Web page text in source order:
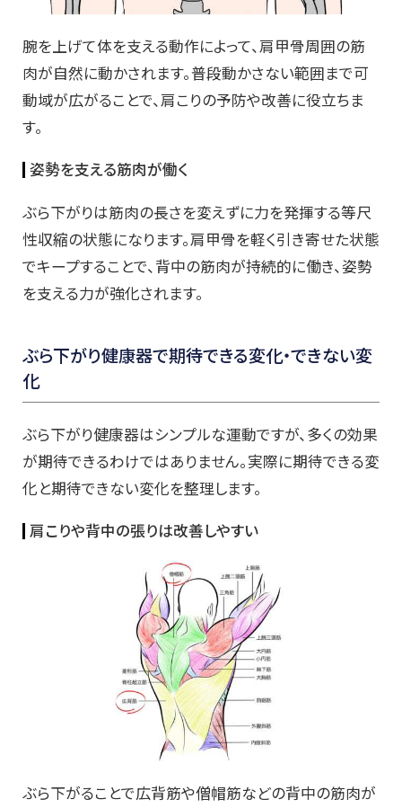
腕を上げて体を支える動作によって、肩甲骨周囲の筋
肉が自然に動かされます。普段動かさない範囲まで可
動域が広がることで、肩こりの予防や改善に役立ちま
す。
姿勢を支える筋肉が働く
ぶら下がりは筋肉の長さを変えずに力を発揮する等尺
性収縮の状態になります。肩甲骨を軽く引き寄せた状態
でキープすることで、背中の筋肉が持続的に働き、姿勢
を支える力が強化されます。
ぶら下がり健康器で期待できる変化・できない変
化
ぶら下がり健康器はシンプルな運動ですが、多くの効果
が期待できるわけではありません。実際に期待できる変
化と期待できない変化を整理します。
肩こりや背中の張りは改善しやすい
ぶら下がることで広背筋や僧帽筋などの背中の筋肉が